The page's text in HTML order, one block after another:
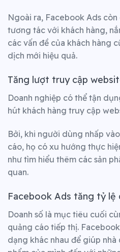
Ngoài ra, Facebook Ads
tương tác với khách hàng,
các vấn đề của khách hàng
dịch mới hiệu quả.
Tăng lượt truy cập
Doanh nghiệp có thể tận
hút khách hàng truy cập
Bởi, khi người dùng nhấp
cáo, họ có xu hướng thực
như tìm hiểu thêm các sản
quan.
Facebook Ads tăng tỷ lệ
Doanh số là mục tiêu cuối
quảng cáo tiếp thị.
dạng khác nhau để giúp nhà